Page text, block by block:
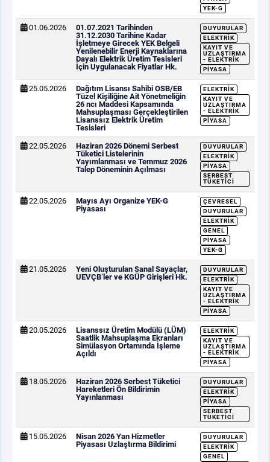
YEK-G
01.06.2026
01.07.2021 Tarihinden
31.12.2030 Tarihine Kadar
İşletmeye Girecek YEK Belgeli
Yenilenebilir Enerji Kaynaklarına
Dayalı Elektrik Üretim Tesisleri
İçin Uygulanacak Fiyatlar Hk.
DUYURULAR
ELEKTRIK
KAYIT VE
UZLAŞTIRMA
- ELEKTRIK
PIYASA
25.05.2026
Dağıtım Lisansı Sahibi OSB/EB
Tüzel Kişiliğine Ait Yönetmeliğin
26 ncı Maddesi Kapsamında
Mahsuplaşması Gerçekleştirilen
Lisanssız Elektrik Üretim
Tesisleri
ELEKTRIK
KAYIT VE
UZLAŞTIRMA
- ELEKTRIK
PIYASA
22.05.2026
Haziran 2026 Dönemi Serbest
Tüketici Listelerinin
Yayımlanması ve Temmuz 2026
Talep Döneminin Açılması
DUYURULAR
ELEKTRIK
PIYASA
SERBEST
TÜKETICI
22.05.2026
Mayıs Ayı Organize YEK-G
Piyasası
ÇEVRESEL
DUYURULAR
ELEKTRIK
GENEL
PIYASA
YEK-G
21.05.2026
Yeni Oluşturulan Sanal Sayaçlar,
UEVÇB’ler ve KGÜP Girişleri Hk.
DUYURULAR
ELEKTRIK
KAYIT VE
UZLAŞTIRMA
- ELEKTRIK
PIYASA
20.05.2026
Lisanssız Üretim Modülü (LÜM)
Saatlik Mahsuplaşma Ekranları
Simülasyon Ortamında İşleme
Açıldı
ELEKTRIK
KAYIT VE
UZLAŞTIRMA
- ELEKTRIK
PIYASA
18.05.2026
Haziran 2026 Serbest Tüketici
Hareketleri Ön Bildirimin
Yayınlanması
DUYURULAR
ELEKTRIK
PIYASA
SERBEST
TÜKETICI
15.05.2026
Nisan 2026 Yan Hizmetler
Piyasası Uzlaştırma Bildirimi
DUYURULAR
ELEKTRIK
GENEL